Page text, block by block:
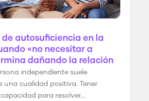
de autosuficiencia en la
«no necesitar a
dañando la relación
independiente suele
una cualidad positiva. Tener
para resolver...